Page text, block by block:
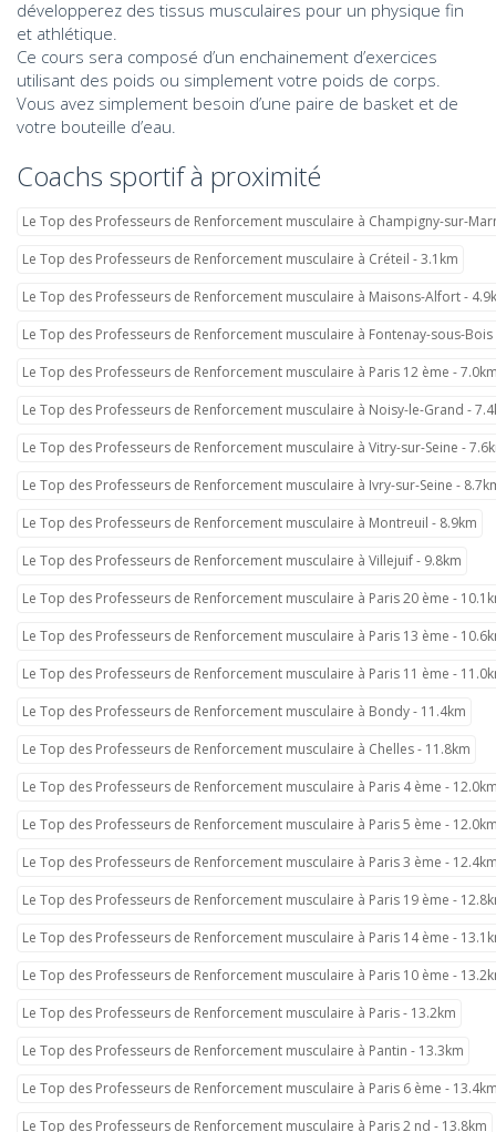
développerez des tissus musculaires pour un physique fin
et athlétique.
Ce cours sera composé d’un enchainement d’exercices
utilisant des poids ou simplement votre poids de corps.
Vous avez simplement besoin d’une paire de basket et de
votre bouteille d’eau.
Coachs sportif à proximité
Le Top des Professeurs de Renforcement musculaire à Champigny-sur-
Le Top des Professeurs de Renforcement musculaire à Créteil - 3.1km
Le Top des Professeurs de Renforcement musculaire à Maisons-Alfort -
Le Top des Professeurs de Renforcement musculaire à Fontenay-sous-Bois
Le Top des Professeurs de Renforcement musculaire à Paris 12 ème -
Le Top des Professeurs de Renforcement musculaire à Noisy-le-Grand -
Le Top des Professeurs de Renforcement musculaire à Vitry-sur-Seine -
Le Top des Professeurs de Renforcement musculaire à Ivry-sur-Seine -
Le Top des Professeurs de Renforcement musculaire à Montreuil - 8.9km
Le Top des Professeurs de Renforcement musculaire à Villejuif - 9.8km
Le Top des Professeurs de Renforcement musculaire à Paris 20 ème -
Le Top des Professeurs de Renforcement musculaire à Paris 13 ème -
Le Top des Professeurs de Renforcement musculaire à Paris 11 ème -
Le Top des Professeurs de Renforcement musculaire à Bondy - 11.4km
Le Top des Professeurs de Renforcement musculaire à Chelles - 11.8km
Le Top des Professeurs de Renforcement musculaire à Paris 4 ème -
Le Top des Professeurs de Renforcement musculaire à Paris 5 ème -
Le Top des Professeurs de Renforcement musculaire à Paris 3 ème -
Le Top des Professeurs de Renforcement musculaire à Paris 19 ème -
Le Top des Professeurs de Renforcement musculaire à Paris 14 ème -
Le Top des Professeurs de Renforcement musculaire à Paris 10 ème -
Le Top des Professeurs de Renforcement musculaire à Paris - 13.2km
Le Top des Professeurs de Renforcement musculaire à Pantin - 13.3km
Le Top des Professeurs de Renforcement musculaire à Paris 6 ème -
Le Top des Professeurs de Renforcement musculaire à Paris 2 nd - 13.8km